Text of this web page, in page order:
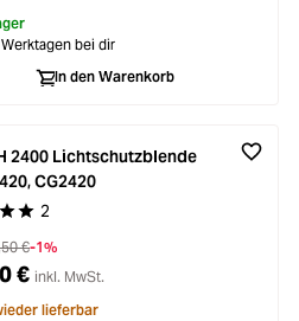
bei dir
In den Warenkorb
Bewertung von 5 von 5
2
2400 Lichtschutzblende
CG2420
€-1%
€ inkl. MwSt.
lieferbar